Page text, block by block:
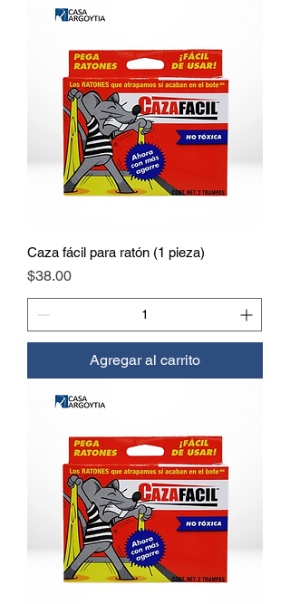
Caza fácil para ratón (1 pieza)
Precio
$38.00
Agregar al carrito